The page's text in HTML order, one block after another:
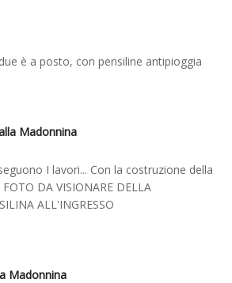
è a posto, con pensiline antipioggia
Madonnina
I lavori... Con la costruzione della
DA VISIONARE DELLA
ALL'INGRESSO
Madonnina